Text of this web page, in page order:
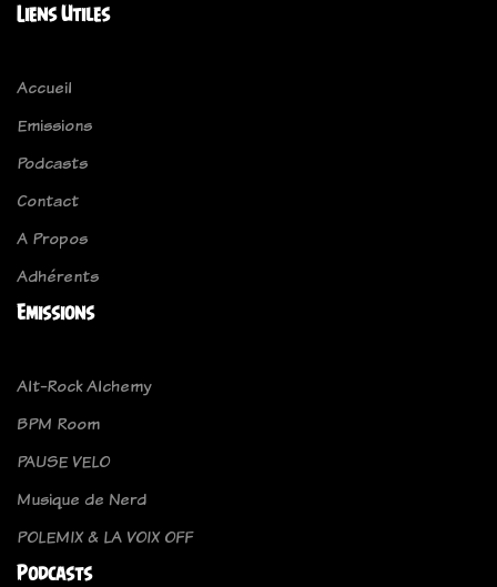
Liens Utiles
Accueil
Emissions
Podcasts
Contact
A Propos
Adhérents
Emissions
Alt-Rock Alchemy
BPM Room
PAUSE VELO
Musique de Nerd
POLEMIX & LA VOIX OFF
Podcasts